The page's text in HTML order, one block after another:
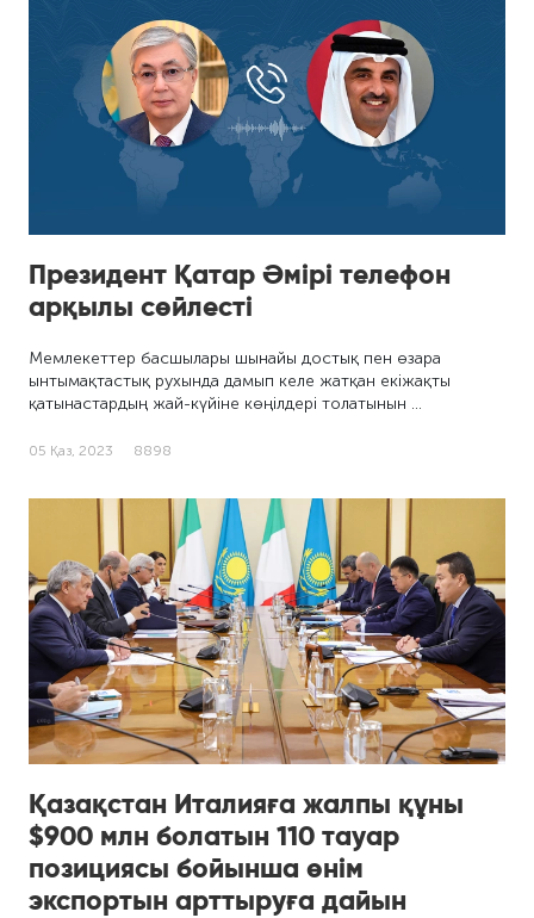
Президент Қатар Әмірі телефон
арқылы сөйлесті
Мемлекеттер басшылары шынайы достық пен өзара
ынтымақтастық рухында дамып келе жатқан екіжақты
қатынастардың жай-күйіне көңілдері толатынын …
05 Қаз, 2023 8898
Қазақстан Италияға жалпы құны
$900 млн болатын 110 тауар
позициясы бойынша өнім
экспортын арттыруға дайын